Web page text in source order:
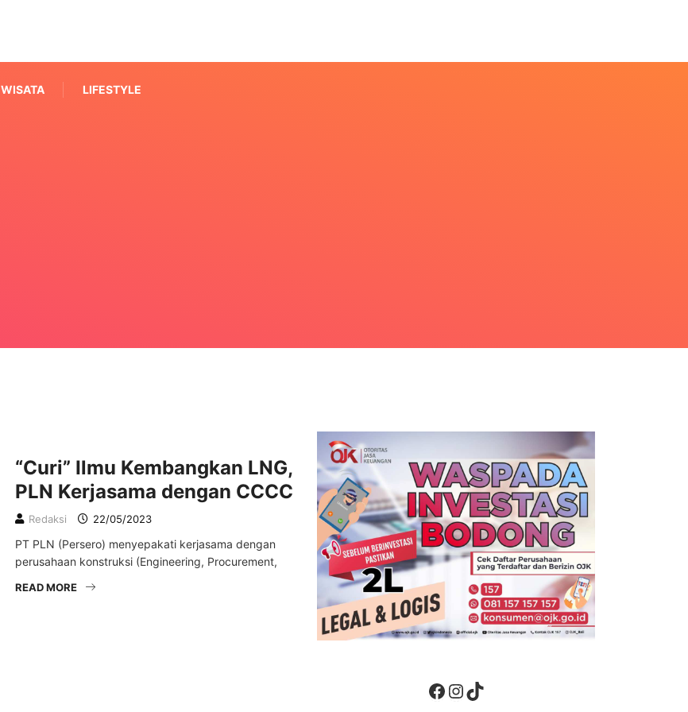
WISATA LIFESTYLE
“Curi” Ilmu Kembangkan LNG,
PLN Kerjasama dengan CCCC
Redaksi 22/05/2023
PT PLN (Persero) menyepakati kerjasama dengan
perusahaan konstruksi (Engineering, Procurement,
READ MORE
Facebook
Instagram
TikTok